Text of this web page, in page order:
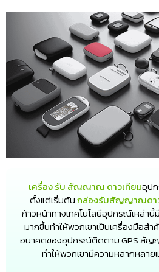
เครื่อง รับ สัญญาณ ดาวเทียมอุป
ตั้งแต่เริ่มต้นกล่องรับสัญญาณดาว
ก้าวหน้าทางเทคโนโลยีอุปกรณ์เหล่านี้
มากขึ้นทำให้พวกเขาเป็นเครื่องมือส
อนาคตของอุปกรณ์ติดตาม GPS สัญ
ทำให้พวกเขามีความหลากหลาย